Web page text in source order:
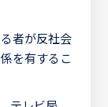
者が反社会
を有するこ